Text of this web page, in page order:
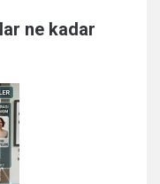
ne kadar